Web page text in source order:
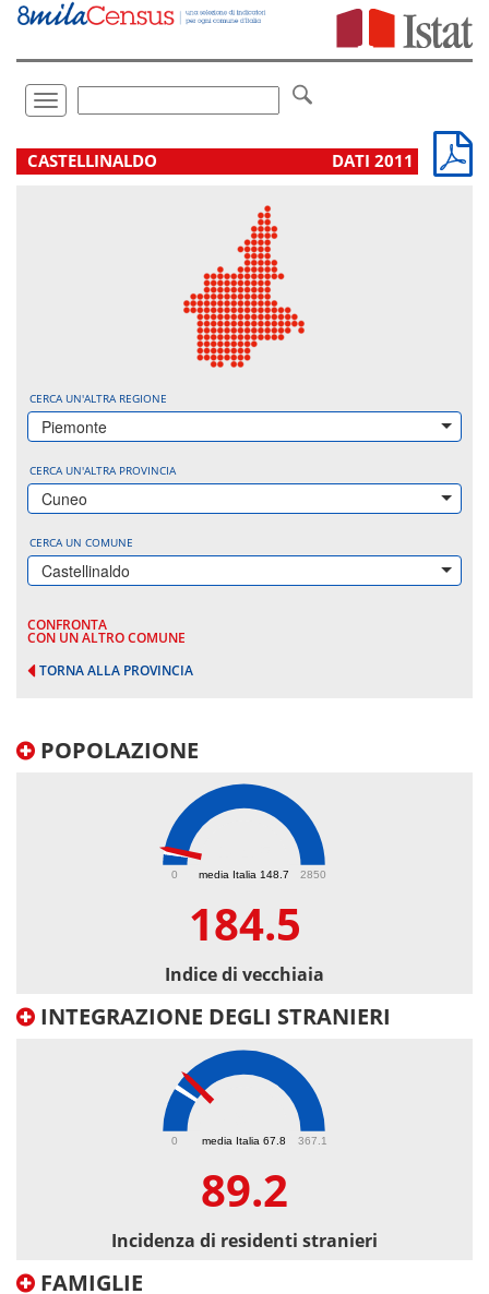
Vai
direttamente
Toggle
navigation
.
CASTELLINALDO DATI 2011
CERCA UN'ALTRA REGIONE
Piemonte
CERCA UN'ALTRA PROVINCIA
Cuneo
CERCA UN COMUNE
Castellinaldo
CONFRONTA
CON UN ALTRO COMUNE
TORNA ALLA PROVINCIA
POPOLAZIONE
media Italia 148.7
0 2850
184.5
Indice di vecchiaia
INTEGRAZIONE DEGLI STRANIERI
media Italia 67.8
0 367.1
89.2
Incidenza di residenti stranieri
FAMIGLIE